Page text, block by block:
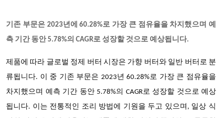
기존 부문은2023년에 60.28%로 가장 큰 점유율을 차지했으며 예
측 기간 동안 5.78%의 CAGR로 성장할 것으로 예상됩니다.
제품에 따라 글로벌 정제 버터시장은 가향 버터와 일반 버터로 분
류됩니다. 이 중 기존 부문은 2023년 60.28%로 가장 큰 점유율을
차지했으며 예측 기간 동안 5.78%의 CAGR로 성장할 것으로 예상
됩니다. 이는 전통적인 조리 방법에 기원을 두고 있으며, 일상 식